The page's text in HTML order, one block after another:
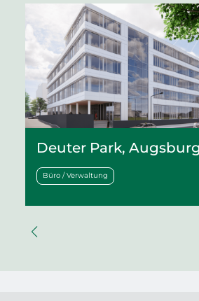
Deuter Park, Augsburg
Büro / Verwaltung